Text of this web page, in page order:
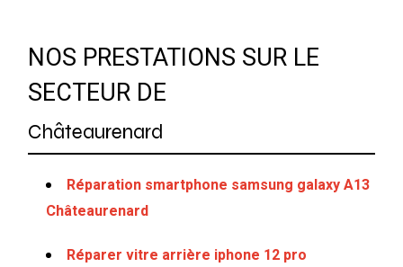
NOS PRESTATIONS SUR LE
SECTEUR DE
Châteaurenard
Réparation smartphone samsung galaxy A13
Châteaurenard
Réparer vitre arrière iphone 12 pro